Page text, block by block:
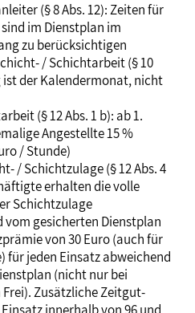
(§ 8 Abs. 12): Zeiten für
im Dienstplan im
zu berücksichtigen
/ Schichtarbeit (§ 10
ist der Kalendermonat, nicht
(§ 12 Abs. 1 b): ab 1.
Angestellte 15 %
/ Stunde)
/ Schichtzulage (§ 12 Abs. 4
erhalten die volle
Schichtzulage
vom gesicherten Dienstplan
von 30 Euro (auch für
für jeden Einsatz abweichend
(nicht nur bei
Zusätzliche Zeitgut-